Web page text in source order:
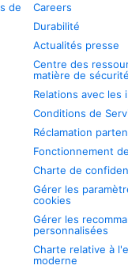
de
Careers
Durabilité
Actualités presse
Centre des
matière de sécurité
Relations avec les
Conditions de
Réclamation
Fonctionnement
Charte de
Gérer les
cookies
Gérer les
personnalisées
Charte relative à
moderne